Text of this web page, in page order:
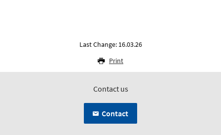
Last Change: 16.03.26
Print
Contact us
Contact